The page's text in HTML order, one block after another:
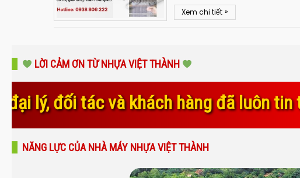
Xem chi tiết »
LỜI CẢM ƠN TỪ NHỰA VIỆT THÀNH
đã luôn tin tưởng, đồng hành và
NĂNG LỰC CỦA NHÀ MÁY NHỰA VIỆT THÀNH